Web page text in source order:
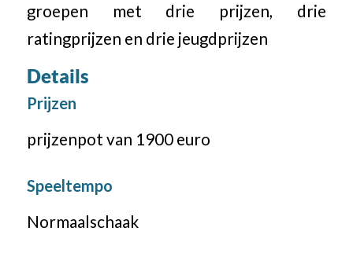
groepen met drie prijzen, drie
ratingprijzen en drie jeugdprijzen
Details
Prijzen
prijzenpot van 1900 euro
Speeltempo
Normaalschaak